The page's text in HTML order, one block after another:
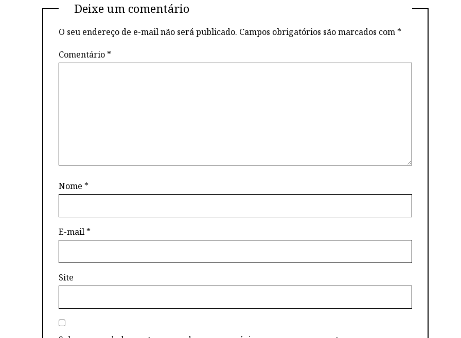
Deixe um comentário
O seu endereço de e-mail não será publicado. Campos obrigatórios são marcados com *
Comentário *
Nome *
E-mail *
Site